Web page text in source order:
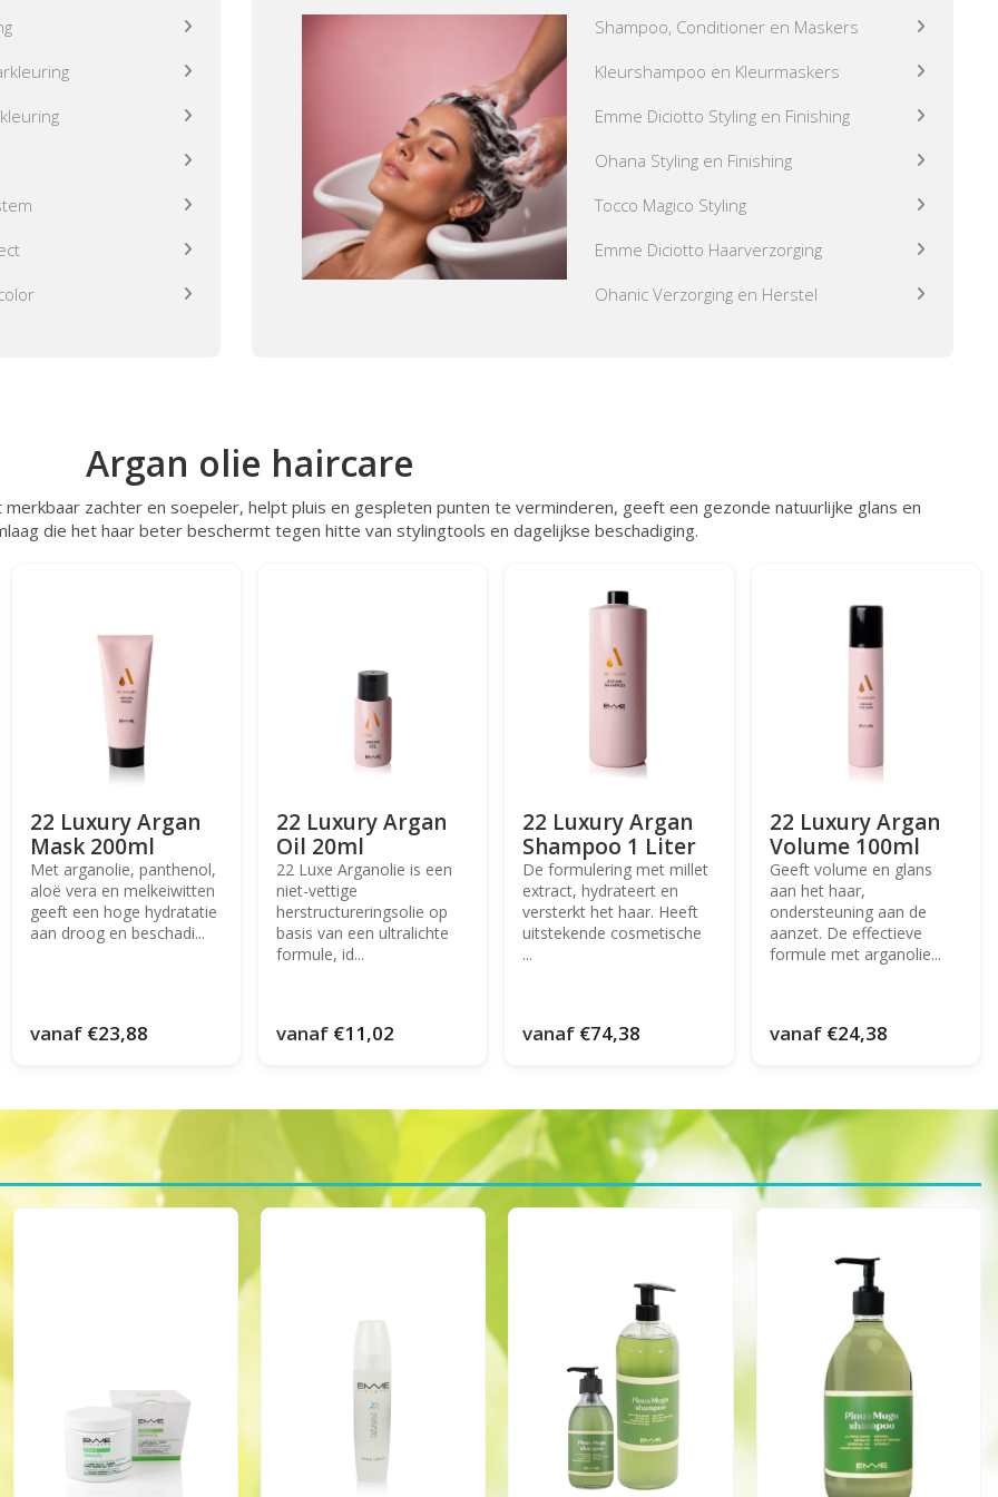
Shampoo, Conditioner en Maskers
Kleurshampoo en Kleurmaskers
Emme Diciotto Styling en Finishing
Ohana Styling en Finishing
Tocco Magico Styling
Emme Diciotto Haarverzorging
Ohanic Verzorging en Herstel
Argan olie haircare
zachter en soepeler, helpt pluis en gespleten punten te verminderen, geeft een gezonde natuurlijke glans en
die het haar beter beschermt tegen hitte van stylingtools en dagelijkse beschadiging.
22 Luxury Argan
Mask 200ml
Met arganolie, panthenol,
aloë vera en melkeiwitten
geeft een hoge hydratatie
aan droog en beschadi...
vanaf €23,88
22 Luxury Argan
Oil 20ml
22 Luxe Arganolie is een
niet-vettige
herstructureringsolie op
basis van een ultralichte
formule, id...
vanaf €11,02
22 Luxury Argan
Shampoo 1 Liter
De formulering met millet
extract, hydrateert en
versterkt het haar. Heeft
uitstekende cosmetische
...
vanaf €74,38
22 Luxury Argan
Volume 100ml
Geeft volume en glans
aan het haar,
ondersteuning aan de
aanzet. De effectieve
formule met arganolie...
vanaf €24,38